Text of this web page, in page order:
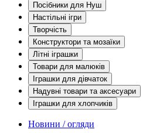
Посібники для Нуш
Настільні ігри
Творчість
Конструктори та мозаїки
Літні іграшки
Товари для малюків
Іграшки для дівчаток
Надувні товари та аксесуари
Іграшки для хлопчиків
Новини / огляди